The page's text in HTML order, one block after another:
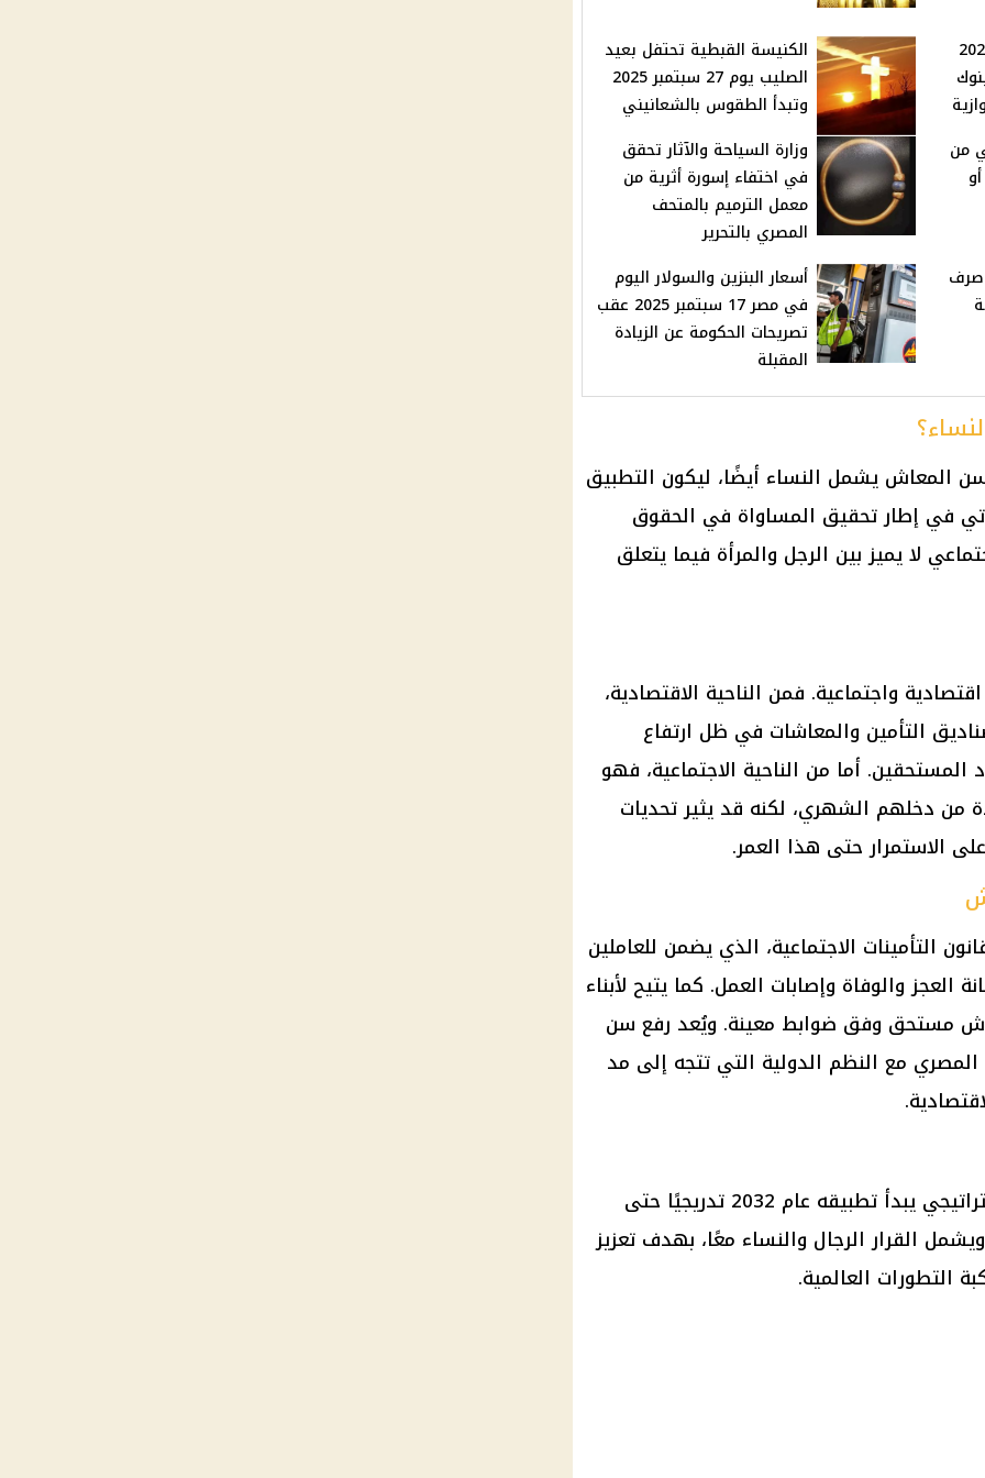
اليوم 17-9-2025
الكنيسة القبطية تحتفل بعيد
الصليب يوم 27 سبتمبر 2025
وتبدأ الطقوس بالشعانيني
من
وزارة السياحة والآثار تحقق
في اختفاء إسورة أثرية من
معمل الترميم بالمتحف
المصري بالتحرير
صرف
أسعار البنزين والسولار اليوم
في مصر 17 سبتمبر 2025 عقب
تصريحات الحكومة عن الزيادة
المقبلة
المعاش يشمل النساء أيضًا، ليكون التطبيق
في إطار تحقيق المساواة في الحقوق
لا يميز بين الرجل والمرأة فيما يتعلق
واجتماعية. فمن الناحية الاقتصادية،
التأمين والمعاشات في ظل ارتفاع
أما من الناحية الاجتماعية، فهو
من دخلهم الشهري، لكنه قد يثير تحديات
الاستمرار حتى هذا العمر.
التأمينات الاجتماعية، الذي يضمن للعاملين
العجز والوفاة وإصابات العمل. كما يتيح لأبناء
مستحق وفق ضوابط معينة. ويُعد رفع سن
المصري مع النظم الدولية التي تتجه إلى مد
استراتيجي يبدأ تطبيقه عام 2032 تدريجيًا حتى
القرارالرجال والنساء معًا، بهدف تعزيز
التطورات العالمية.